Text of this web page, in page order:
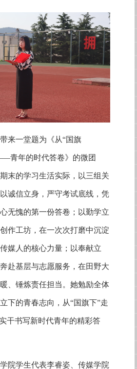
来一堂题为《从“国旗
青年的时代答卷》的微团
末的学习生活实际，以三组关
诚信立身，严守考试底线，凭
无愧的第一份答卷；以勤学立
作工坊，在一次次打磨中沉淀
媒人的核心力量；以奉献立
赴基层与志愿服务，在田野大
、锤炼责任担当。她勉励全体
下的青春志向，从“国旗下”走
干书写新时代青年的精彩答
院学生代表李睿姿、传媒学院